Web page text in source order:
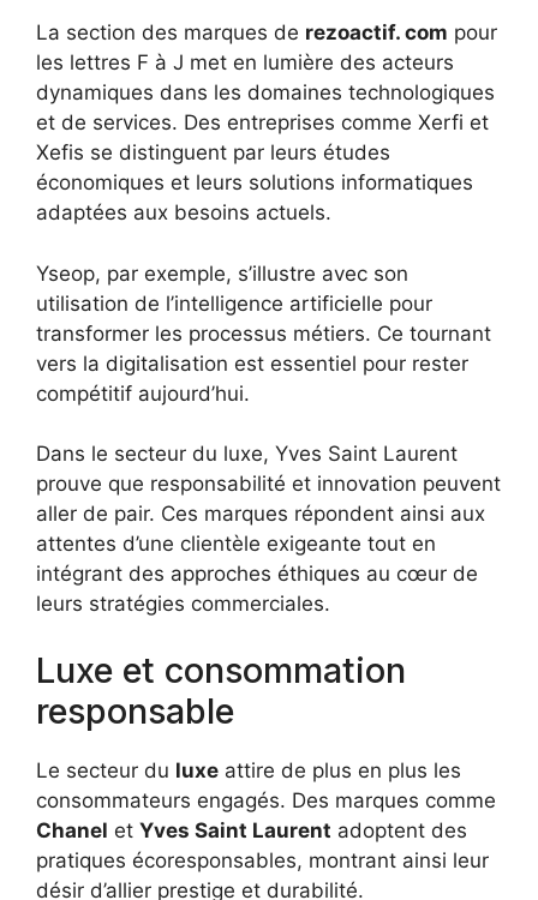
La section des marques de rezoactif. com pour
les lettres F à J met en lumière des acteurs
dynamiques dans les domaines technologiques
et de services. Des entreprises comme Xerfi et
Xefis se distinguent par leurs études
économiques et leurs solutions informatiques
adaptées aux besoins actuels.
Yseop, par exemple, s’illustre avec son
utilisation de l’intelligence artificielle pour
transformer les processus métiers. Ce tournant
vers la digitalisation est essentiel pour rester
compétitif aujourd’hui.
Dans le secteur du luxe, Yves Saint Laurent
prouve que responsabilité et innovation peuvent
aller de pair. Ces marques répondent ainsi aux
attentes d’une clientèle exigeante tout en
intégrant des approches éthiques au cœur de
leurs stratégies commerciales.
Luxe et consommation
responsable
Le secteur du luxe attire de plus en plus les
consommateurs engagés. Des marques comme
Chanel et Yves Saint Laurent adoptent des
pratiques écoresponsables, montrant ainsi leur
désir d’allier prestige et durabilité.